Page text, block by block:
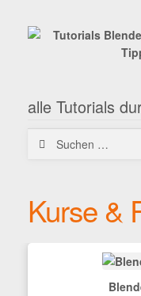
alle Tutorials
Suchen
Kurse &